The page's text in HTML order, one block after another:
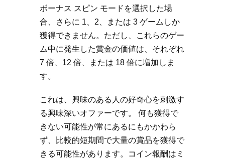
ボーナス スピン モードを選択した場
合、さらに 1、2、または 3 ゲームしか
獲得できません。ただし、これらのゲー
ム中に発生した賞金の価値は、それぞれ
7 倍、12 倍、または 18 倍に増加しま
す。
これは、興味のある人の好奇心を刺激す
る興味深いオファーです。 何も獲得で
きない可能性が常にあるにもかかわら
ず、比較的短期間で大量の賞品を獲得で
きる可能性があります。コイン報酬はミ